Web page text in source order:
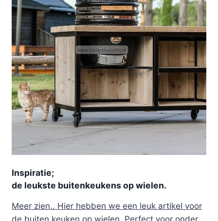
Inspiratie;
de leukste buitenkeukens op wielen.
Meer zien.. Hier hebben we een leuk artikel voor
de buiten keuken op wielen. Perfect voor onder